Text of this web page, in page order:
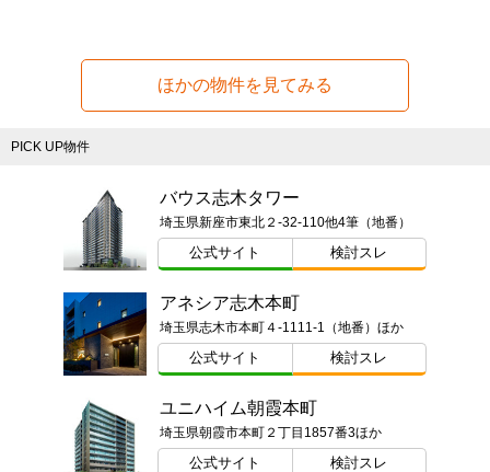
ほかの物件を見てみる
PICK UP物件
バウス志木タワー
埼玉県新座市東北２-32-110他4筆（地番）
公式サイト 検討スレ
アネシア志木本町
埼玉県志木市本町４-1111-1（地番）ほか
公式サイト 検討スレ
ユニハイム朝霞本町
埼玉県朝霞市本町２丁目1857番3ほか
公式サイト 検討スレ